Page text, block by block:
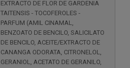
EXTRACTO DE FLOR DE GARDENIA
TAITENSIS - TOCOFEROLES -
PARFUM (AMIL CINAMAL,
BENZOATO DE BENCILO, SALICILATO
DE BENCILO, ACEITE/EXTRACTO DE
CANANGA ODORATA, CITRONELOL,
GERANIOL, ACETATO DE GERANILO,